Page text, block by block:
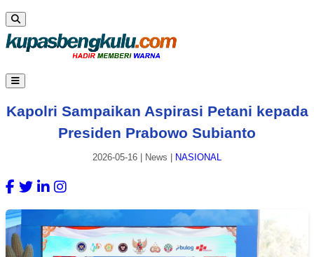
Kapolri Sampaikan Aspirasi Petani kepada
Presiden Prabowo Subianto
2026-05-16 News NASIONAL